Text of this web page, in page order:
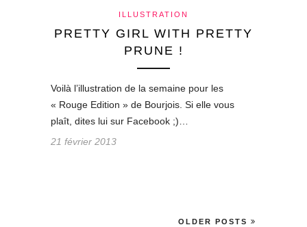
ILLUSTRATION
PRETTY GIRL WITH PRETTY
PRUNE !
Voilà l’illustration de la semaine pour les
« Rouge Edition » de Bourjois. Si elle vous
plaît, dites lui sur Facebook ;)…
21 février 2013
OLDER POSTS